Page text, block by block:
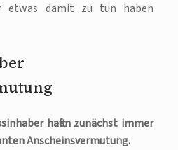
etwas damit zu tun haben
haften zunächst immer
Anscheinsvermutung.